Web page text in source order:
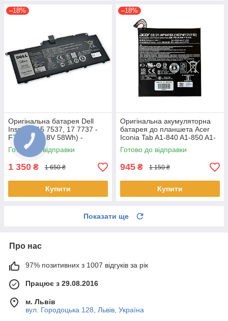
–18%
Оригінальна батарея Dell
Inspiron 15 7537, 17 7737 -
F7HVR (14.8V 58Wh) -
Акумулятор, АКБ
Готово до відправки
1 350 ₴ 1 650 ₴
Купити
–18%
Оригінальна акумуляторна
батарея до планшета Acer
Iconia Tab A1-840 A1-850 A1-
860 One 8 B1-810 B1-820 B1-
830 - AP14F8K
Готово до відправки
945 ₴ 1 150 ₴
Купити
Показати ще
Про нас
97% позитивних з 1007 відгуків за рік
Працює з 29.08.2016
м. Львів
вул. Городоцька 128, Львів, Україна